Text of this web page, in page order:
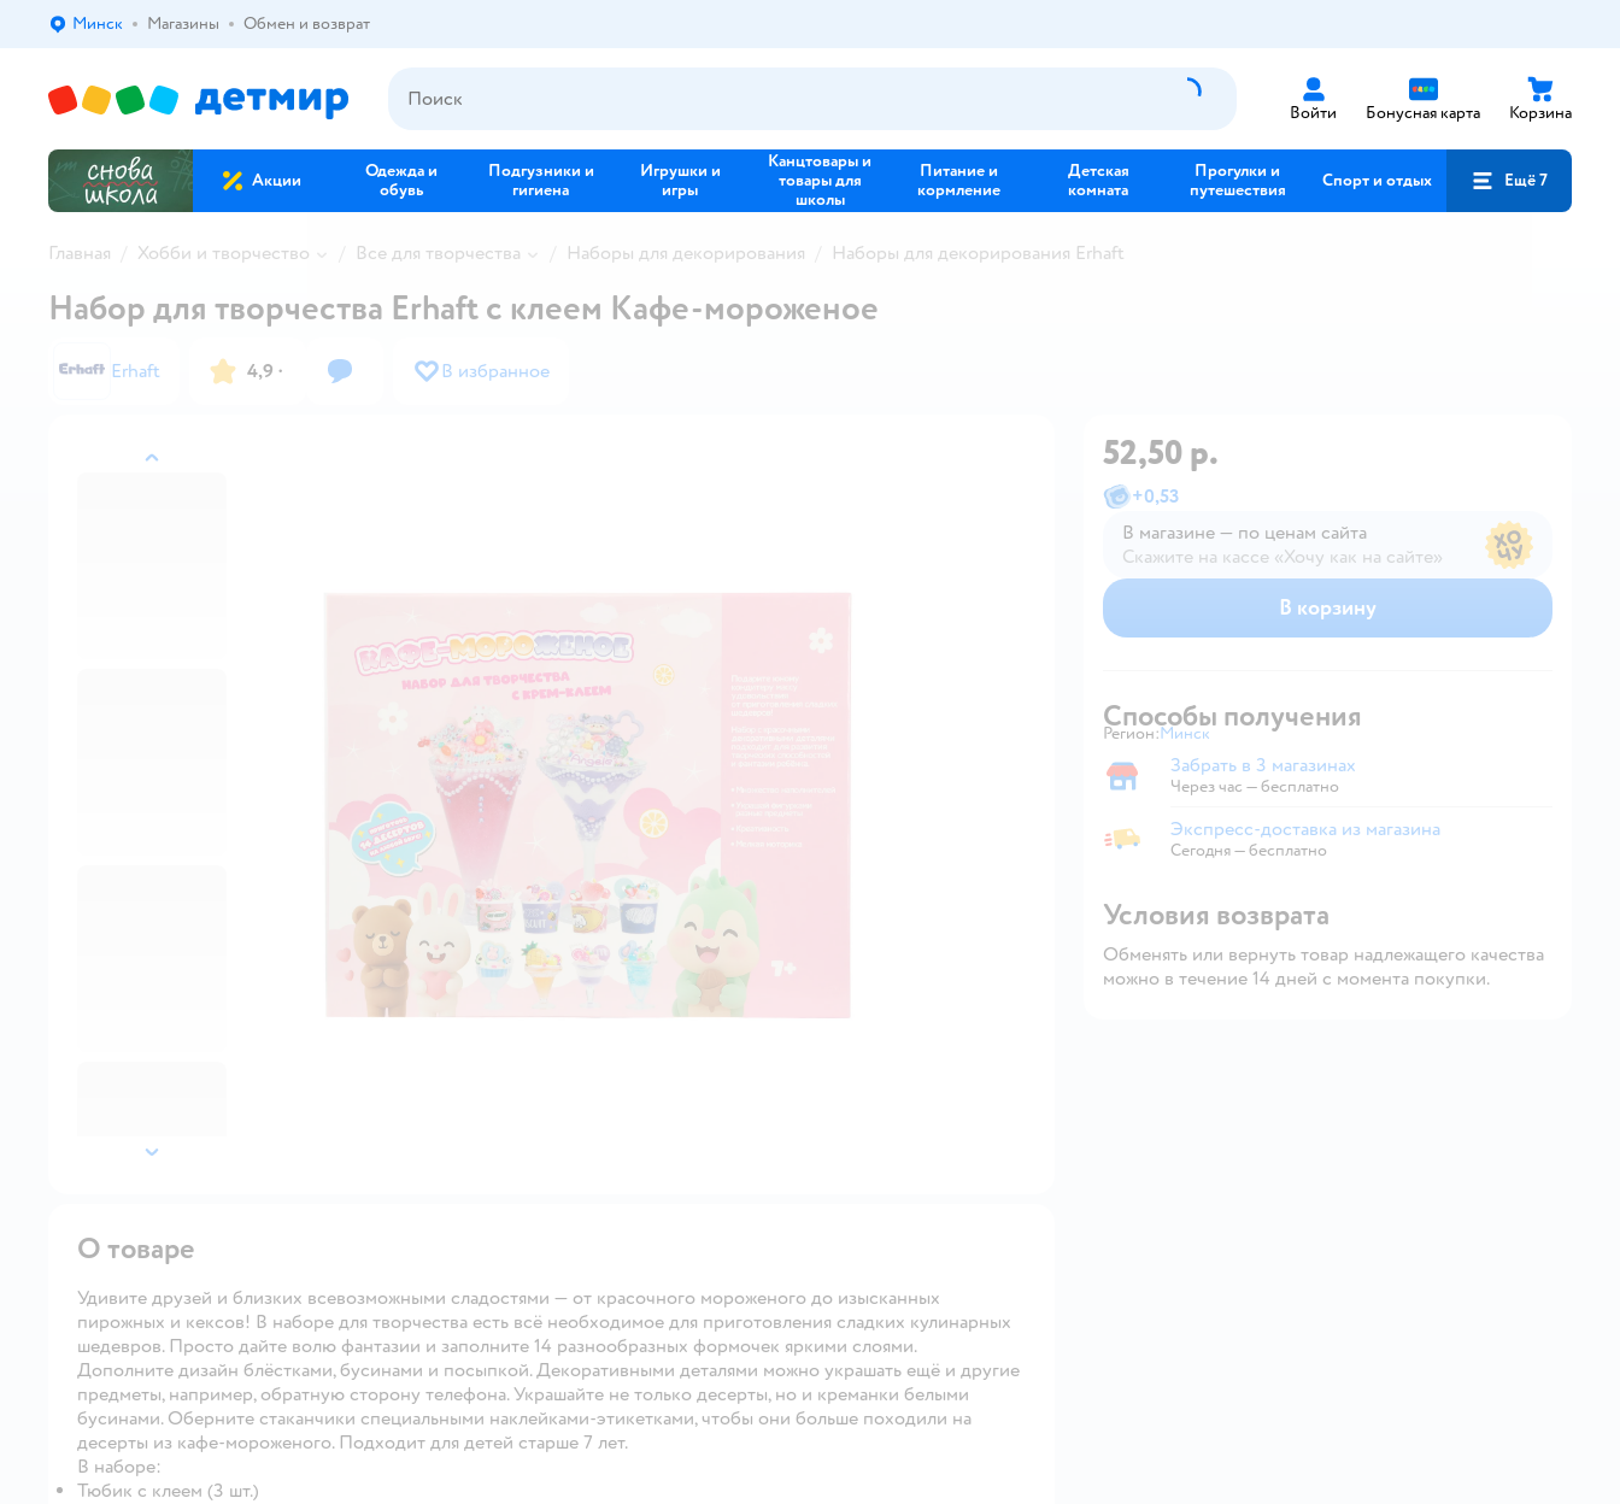
Выбор адреса доставки.
Минск Магазины Обмен и возврат
Войти Бонусная карта Корзина
Акции
Одежда и
обувь
Подгузники и
гигиена
Игрушки и
игры
Канцтовары и
товары для
школы
Питание и
кормление
Детская
комната
Прогулки и
путешествия
Спорт и отдых Ещё 7
Главная Хобби и творчество Все для творчества Наборы для декорирования Наборы для декорирования Erhaft
назад
далее
Набор для творчества Erhaft с клеем Кафе-мороженое
Erhaft 4,9 · В избранное
52,50 р.
+0,53
В магазине — по ценам сайта
Скажите на кассе «Хочу как на сайте»
В магазине — по ценам сайта
В корзину
Способы получения
Регион: Выбор адреса доставки.
Минск
Забрать в магазине
Забрать в 3 магазинах
Через час — бесплатно
Экспресс-доставка из магазина
Экспресс-доставка из магазина
Сегодня—бесплатно
Условия возврата
Обменять или вернуть товар надлежащего качества
можно в течение 14 дней с момента покупки.
О товаре
Удивите друзей и близких всевозможными сладостями — от красочного мороженого до изысканных
пирожных и кексов! В наборе для творчества есть всё необходимое для приготовления сладких кулинарных
шедевров. Просто дайте волю фантазии и заполните 14 разнообразных формочек яркими слоями.
Дополните дизайн блёстками, бусинами и посыпкой. Декоративными деталями можно украшать ещё и другие
предметы, например, обратную сторону телефона. Украшайте не только десерты, но и креманки белыми
бусинами. Оберните стаканчики специальными наклейками-этикетками, чтобы они больше походили на
десерты из кафе-мороженого. Подходит для детей старше 7 лет.
В наборе:
Тюбик с клеем (3 шт.)